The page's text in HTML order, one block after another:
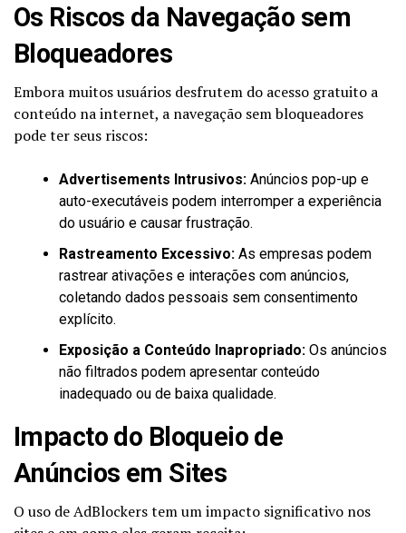
Os Riscos da Navegação sem
Bloqueadores
Embora muitos usuários desfrutem do acesso gratuito a
conteúdo na internet, a navegação sem bloqueadores
pode ter seus riscos:
Advertisements Intrusivos: Anúncios pop-up e
auto-executáveis podem interromper a experiência
do usuário e causar frustração.
Rastreamento Excessivo: As empresas podem
rastrear ativações e interações com anúncios,
coletando dados pessoais sem consentimento
explícito.
Exposição a Conteúdo Inapropriado: Os anúncios
não filtrados podem apresentar conteúdo
inadequado ou de baixa qualidade.
Impacto do Bloqueio de
Anúncios em Sites
O uso de AdBlockers tem um impacto significativo nos